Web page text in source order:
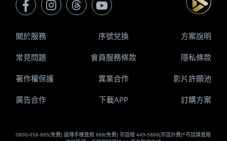
0800-058-885(免費) 遠傳手機直撥 888(免費) 市話撥 449-5888(市話計費)*市話請直撥
關於服務 序號兌換 方案說明
常見問題 會員服務條款 隱私條款
著作權保護 異業合作 影片許願池
廣告合作 下載APP 訂購方案